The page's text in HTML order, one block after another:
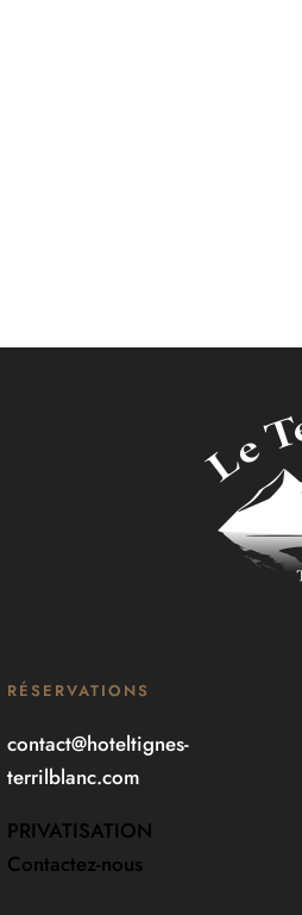
RÉSERVATIONS
contact@hoteltignes-
terrilblanc.com
PRIVATISATION
Contactez-nous